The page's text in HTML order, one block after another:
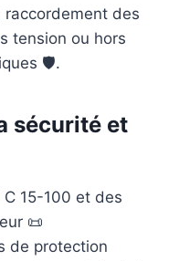
des
tension ou hors
🛡️.
sécurité et
15-100 et des
📜
de protection